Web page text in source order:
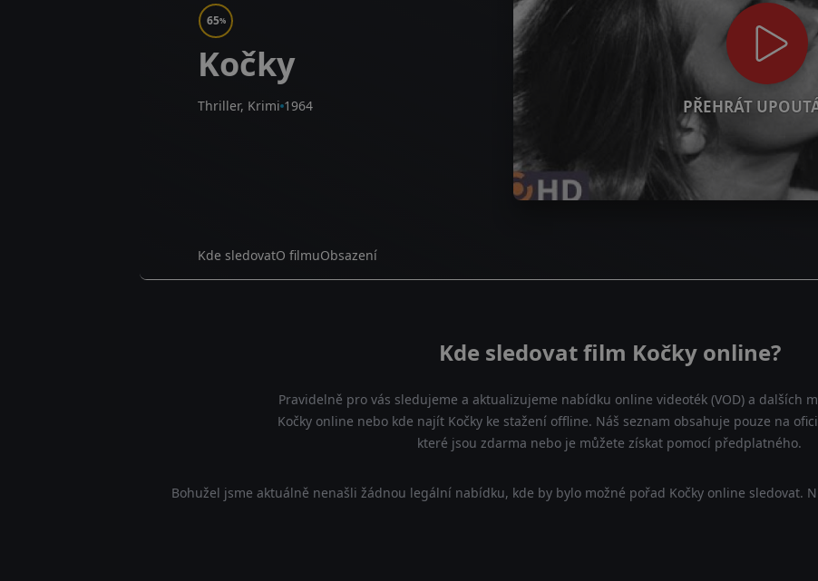
PŘEHRÁT
65%
Kočky
Thriller, Krimi 1964
Kde sledovatO filmuObsazení
Kde sledovat film Kočky online?
Pravidelně pro vás sledujeme a aktualizujeme nabídku online videoték (VOD) a dalších
Kočky online nebo kde najít Kočky ke stažení offline. Náš seznam obsahuje pouze na
které jsou zdarma nebo je můžete získat pomocí předplatného.
Bohužel jsme aktuálně nenašli žádnou legální nabídku, kde by bylo možné pořad Kočky online sledovat.